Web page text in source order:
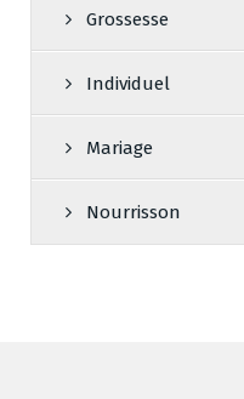
Grossesse
Individuel
Mariage
Nourrisson